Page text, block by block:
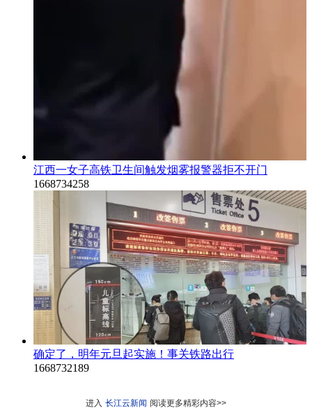
江西一女子高铁卫生间触发烟雾报警器拒不开门
1668734258
确定了，明年元旦起实施！事关铁路出行
1668732189
进入 长江云新闻 阅读更多精彩内容>>